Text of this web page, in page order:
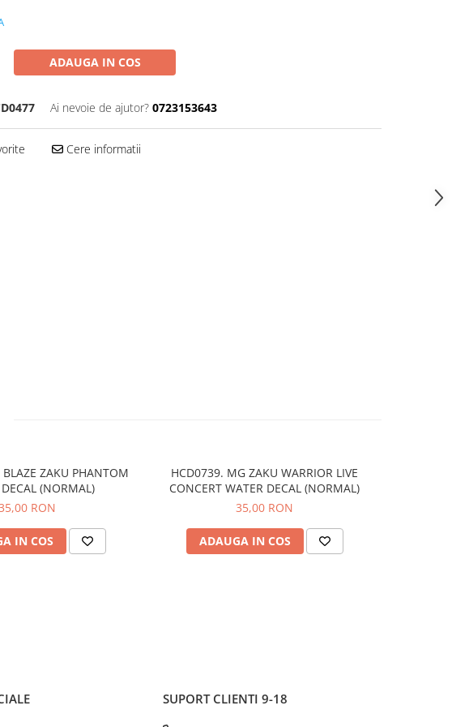
ADAUGA IN COS
Ai nevoie de ajutor? 0723153643
Cere informatii
ZAKU PHANTOM
(NORMAL)
RON
IN COS
HCD0739. MG ZAKU WARRIOR LIVE
CONCERT WATER DECAL (NORMAL)
35,00 RON
ADAUGA IN COS
SUPORT CLIENTI 9-18